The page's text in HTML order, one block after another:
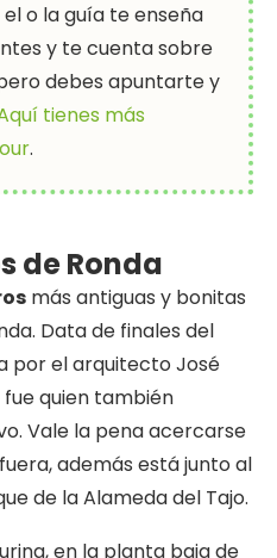
o la guía te enseña
y te cuenta sobre
pero debes apuntarte y
tienes más
.
de Ronda
más antiguas y bonitas
Data de finales del
por el arquitecto José
quien también
Vale la pena acercarse
además está junto al
de la Alameda del Tajo.
en la planta baja de